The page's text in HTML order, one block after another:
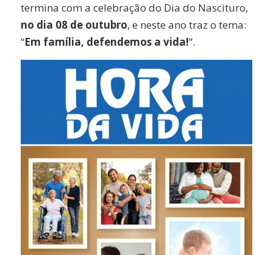
termina com a celebração do Dia do Nascituro,
no dia 08 de outubro, e neste ano traz o tema:
“Em família, defendemos a vida!”.